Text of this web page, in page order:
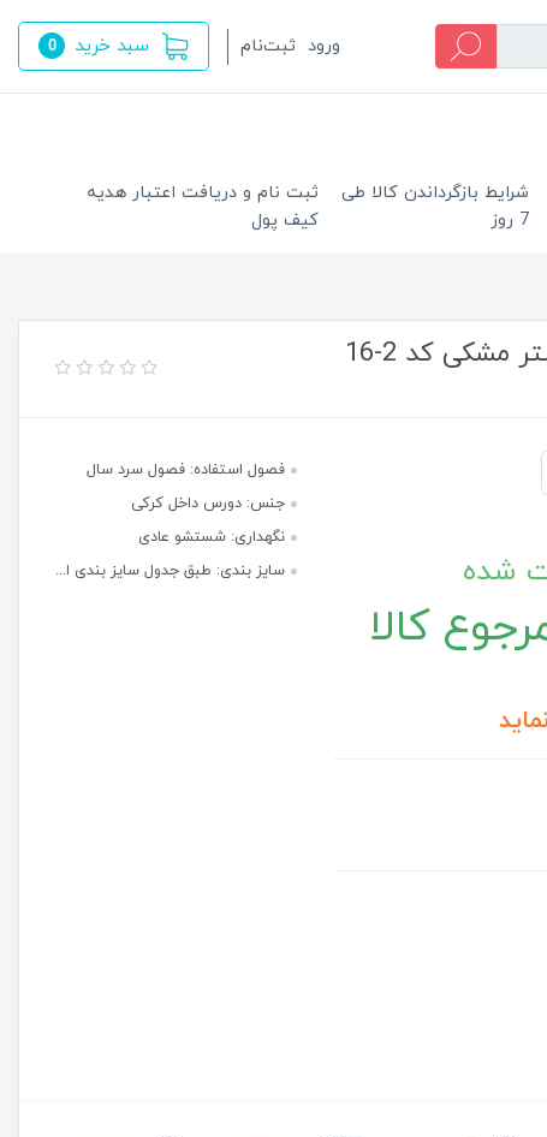
ورود ثبت‌نام سبد خرید 0
شرایط بازگرداندن کالا طی
7 روز
ثبت نام و دریافت اعتبار هدیه
کیف پول
کد 2-16
شده
کالا
فصول استفاده: فصول سرد سال
جنس: دورس داخل کرکی
نگهداری: شستشو عادی
سایز بندی: طبق جدول سایز بندی ا...